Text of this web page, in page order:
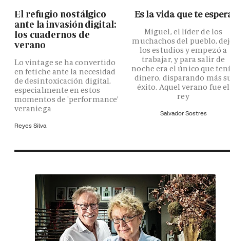
El refugio nostálgico
ante la invasión digital:
los cuadernos de
verano
Lo vintage se ha convertido
en fetiche ante la necesidad
de desintoxicación digital,
especialmente en estos
momentos de 'performance'
veraniega
Reyes Silva
Es la vida que te
Miguel, el líder de los
muchachos del pueblo,
los estudios y empezó a
trabajar, y para salir de
noche era el único que
dinero, disparando más
éxito. Aquel verano fue el
rey
Salvador Sostres